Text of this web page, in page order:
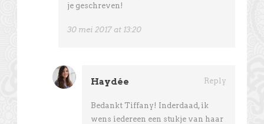
je geschreven!
30 mei 2017 at 13:20
Haydée Reply
Bedankt Tiffany! Inderdaad, ik
wens iedereen een stukje van haar